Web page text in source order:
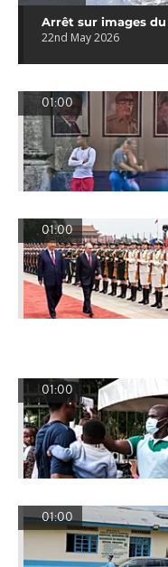
Arrêt sur images du
22nd May 2026
01:00
01:00
01:00
01:00